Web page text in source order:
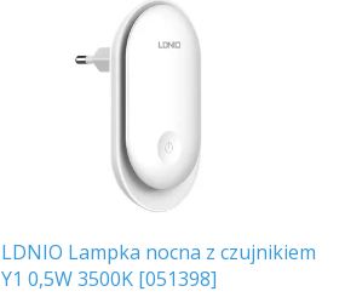
LDNIO Lampka nocna z czujnikiem
Y1 0,5W 3500K [051398]